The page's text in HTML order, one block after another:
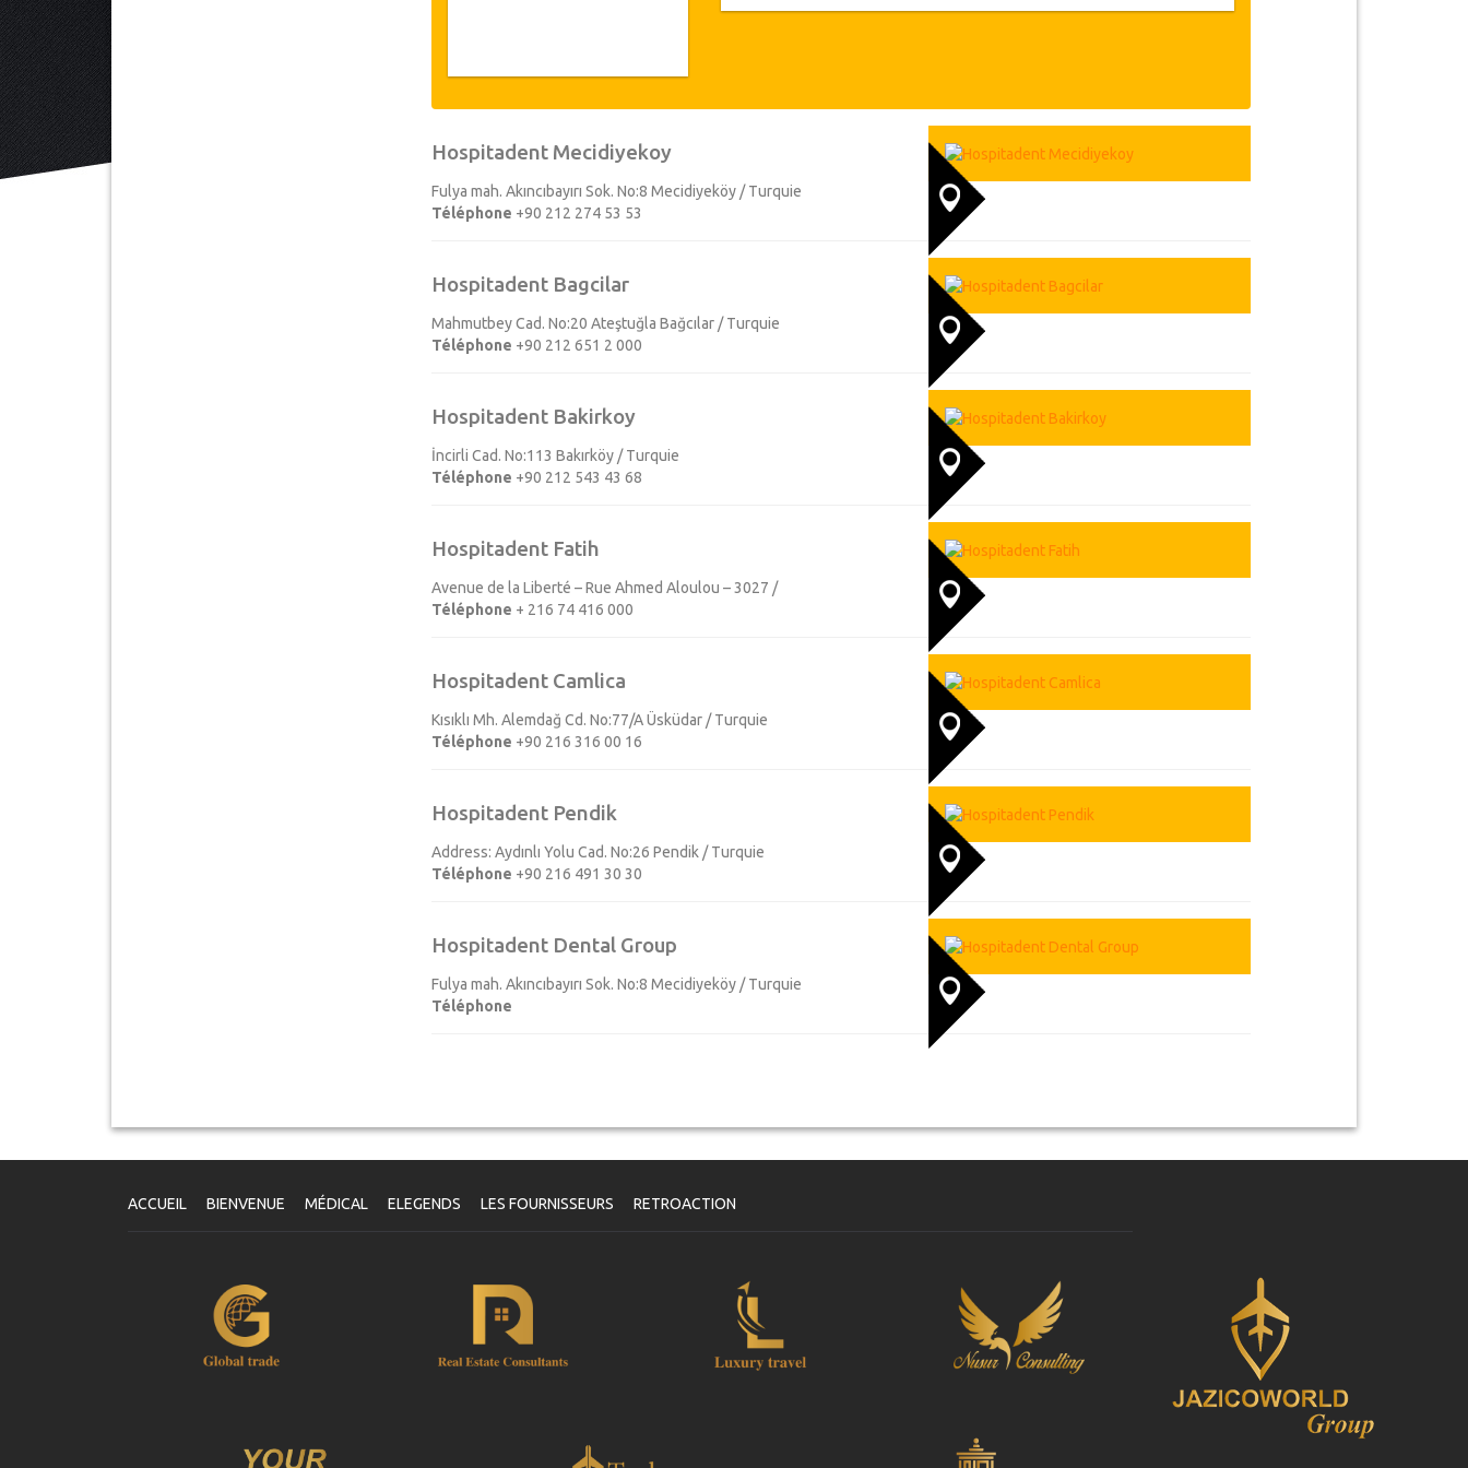
patients étrangers un service dans leurs langues maternelles. Votre
équipements. Tous les établissements de traitement ont des certificats
de qualité et de garantie, c'est-à-dire des implants pour toute la vie et
des couronnes pour 6 ans. Avant votre arrivée, nous préparons tout pour
votre traitement dentaire et nous vous garantissons un sourire sain et
beau en peu de temps. Toutes nos succursales vous aideront en vous
procurant les renseignements sur les hôtels et les vols les moins chers
et les plus proches. Toutes nos succursales sont situées dans les
centres les plus importants d’Istanbul et des provinces, nous vous
accueillerons à l'aéroport pour vous emmener à notre succursale ou à
l'hôtel. Notre équipe prépare tout pour votre traitement dentaire en
même temps elle s’assure que vous puissiez profiter de votre temps
libre pour visiter cette magnifique ville. Nous serons toujours à votre
Hospitadent Mecidiyekoy
Fulya mah. Akıncıbayırı Sok. No:8 Mecidiyeköy / Turquie
Téléphone +90 212 274 53 53
Hospitadent Bagcilar
Mahmutbey Cad. No:20 Ateştuğla Bağcılar / Turquie
Téléphone +90 212 651 2 000
Hospitadent Bakirkoy
İncirli Cad. No:113 Bakırköy / Turquie
Téléphone +90 212 543 43 68
Hospitadent Fatih
Avenue de la Liberté – Rue Ahmed Aloulou – 3027 /
Téléphone + 216 74 416 000
Hospitadent Camlica
Kısıklı Mh. Alemdağ Cd. No:77/A Üsküdar / Turquie
Téléphone +90 216 316 00 16
Hospitadent Pendik
Address: Aydınlı Yolu Cad. No:26 Pendik / Turquie
Téléphone +90 216 491 30 30
Hospitadent Dental Group
Fulya mah. Akıncıbayırı Sok. No:8 Mecidiyeköy / Turquie
Téléphone
ACCUEIL BIENVENUE MÉDICAL ELEGENDS LES FOURNISSEURS RETROACTION